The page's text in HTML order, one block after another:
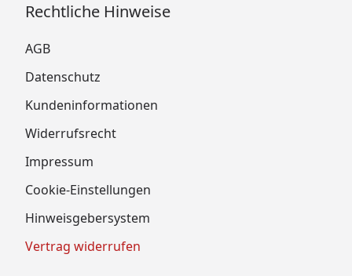
Rechtliche Hinweise
AGB
Datenschutz
Kundeninformationen
Widerrufsrecht
Impressum
Cookie-Einstellungen
Hinweisgebersystem
Vertrag widerrufen